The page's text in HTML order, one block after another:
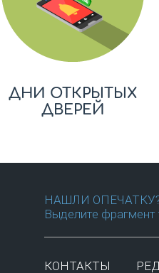
ДНИ ОТКРЫТЫХ
ДВЕРЕЙ
НАШЛИ
Выделите фрагмент
КОНТАКТЫ